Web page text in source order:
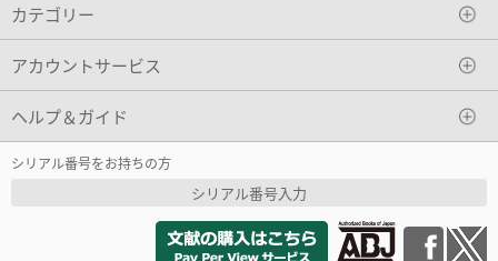
カテゴリー
アカウントサービス
ヘルプ＆ガイド
シリアル番号をお持ちの方
シリアル番号入力